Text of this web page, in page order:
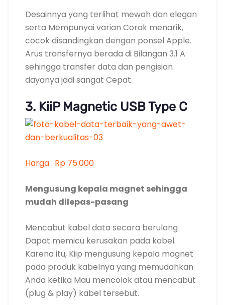
Desainnya yang terlihat mewah dan elegan
serta Mempunyai varian Corak menarik,
cocok disandingkan dengan ponsel Apple.
Arus transfernya berada di Bilangan 3.1 A
sehingga transfer data dan pengisian
dayanya jadi sangat Cepat.
3. KiiP Magnetic USB Type C
Harga : Rp 75.000
Mengusung kepala magnet sehingga
mudah dilepas-pasang
Mencabut kabel data secara berulang
Dapat memicu kerusakan pada kabel.
Karena itu, Kiip mengusung kepala magnet
pada produk kabelnya yang memudahkan
Anda ketika Mau mencolok atau mencabut
(plug & play) kabel tersebut.